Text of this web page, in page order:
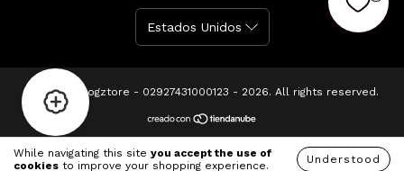
While navigating this site you accept the use of
cookies to improve your shopping experience. Understood
Copyright Dogztore - 02927431000123 - 2026. All rights reserved.